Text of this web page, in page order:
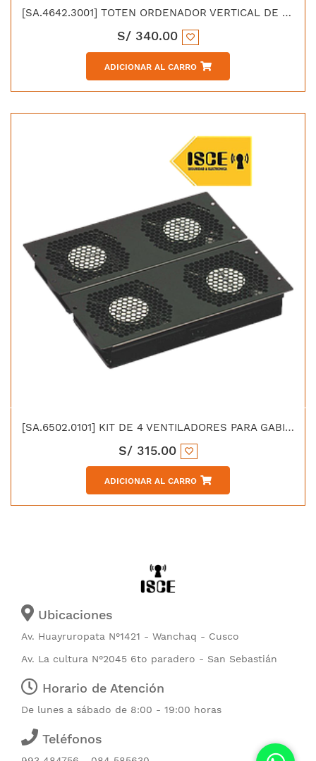
[SA.4642.3001] TOTEN ORDENADOR VERTICAL DE 42 RU 10CM ALTA DENSIDAD (HD)
S/ 340.00
ADICIONAR AL CARRO
[SA.6502.0101] KIT DE 4 VENTILADORES PARA GABINETE DE PISO
S/ 315.00
ADICIONAR AL CARRO
Ubicaciones
Av. Huayruropata N°1421 - Wanchaq - Cusco
Av. La cultura N°2045 6to paradero - San Sebastián
Horario de Atención
De lunes a sábado de 8:00 - 19:00 horas
Teléfonos